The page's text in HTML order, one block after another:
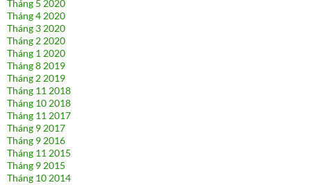
Tháng 5 2020
Tháng 4 2020
Tháng 3 2020
Tháng 2 2020
Tháng 1 2020
Tháng 8 2019
Tháng 2 2019
Tháng 11 2018
Tháng 10 2018
Tháng 11 2017
Tháng 9 2017
Tháng 9 2016
Tháng 11 2015
Tháng 9 2015
Tháng 10 2014